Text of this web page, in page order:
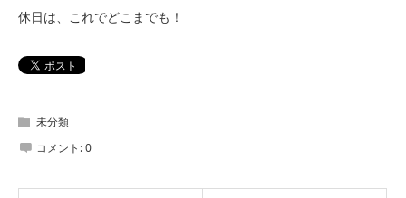
休日は、これでどこまでも！
未分類
コメント:0